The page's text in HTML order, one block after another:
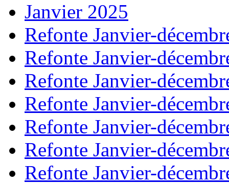
Janvier 2025
Refonte Janvier-
Refonte Janvier-
Refonte Janvier-
Refonte Janvier-
Refonte Janvier-
Refonte Janvier-
Refonte Janvier-